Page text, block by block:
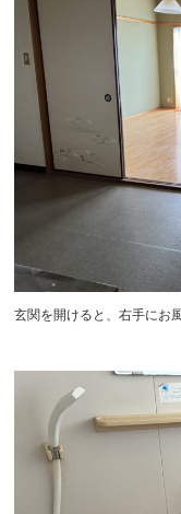
玄関を開けると、右手にお